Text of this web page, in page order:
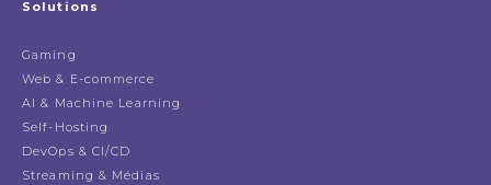
Solutions
Gaming
Web & E-commerce
AI & Machine Learning
Self-Hosting
DevOps & CI/CD
Streaming & Médias